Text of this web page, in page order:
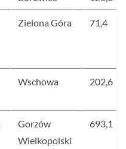
Zielona Góra 71,4
Wschowa 202,6
Gorzów
Wielkopolski
693,1